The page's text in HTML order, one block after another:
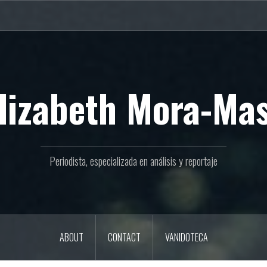
Mora-
Periodista, especializada en análisis y reportaje
ABOUT CONTACT VANIDOTECA